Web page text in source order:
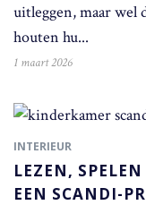
uitleggen, maar
houten hu...
1 maart 2026
INTERIEUR
LEZEN,
EEN SCANDI-